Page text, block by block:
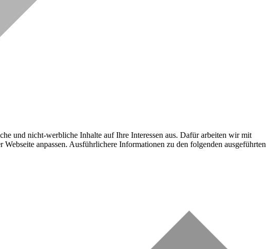
und nicht-werbliche Inhalte auf Ihre Interessen aus. Dafür arbeiten wir mit
anpassen. Ausführlichere Informationen zu den folgenden ausgeführten